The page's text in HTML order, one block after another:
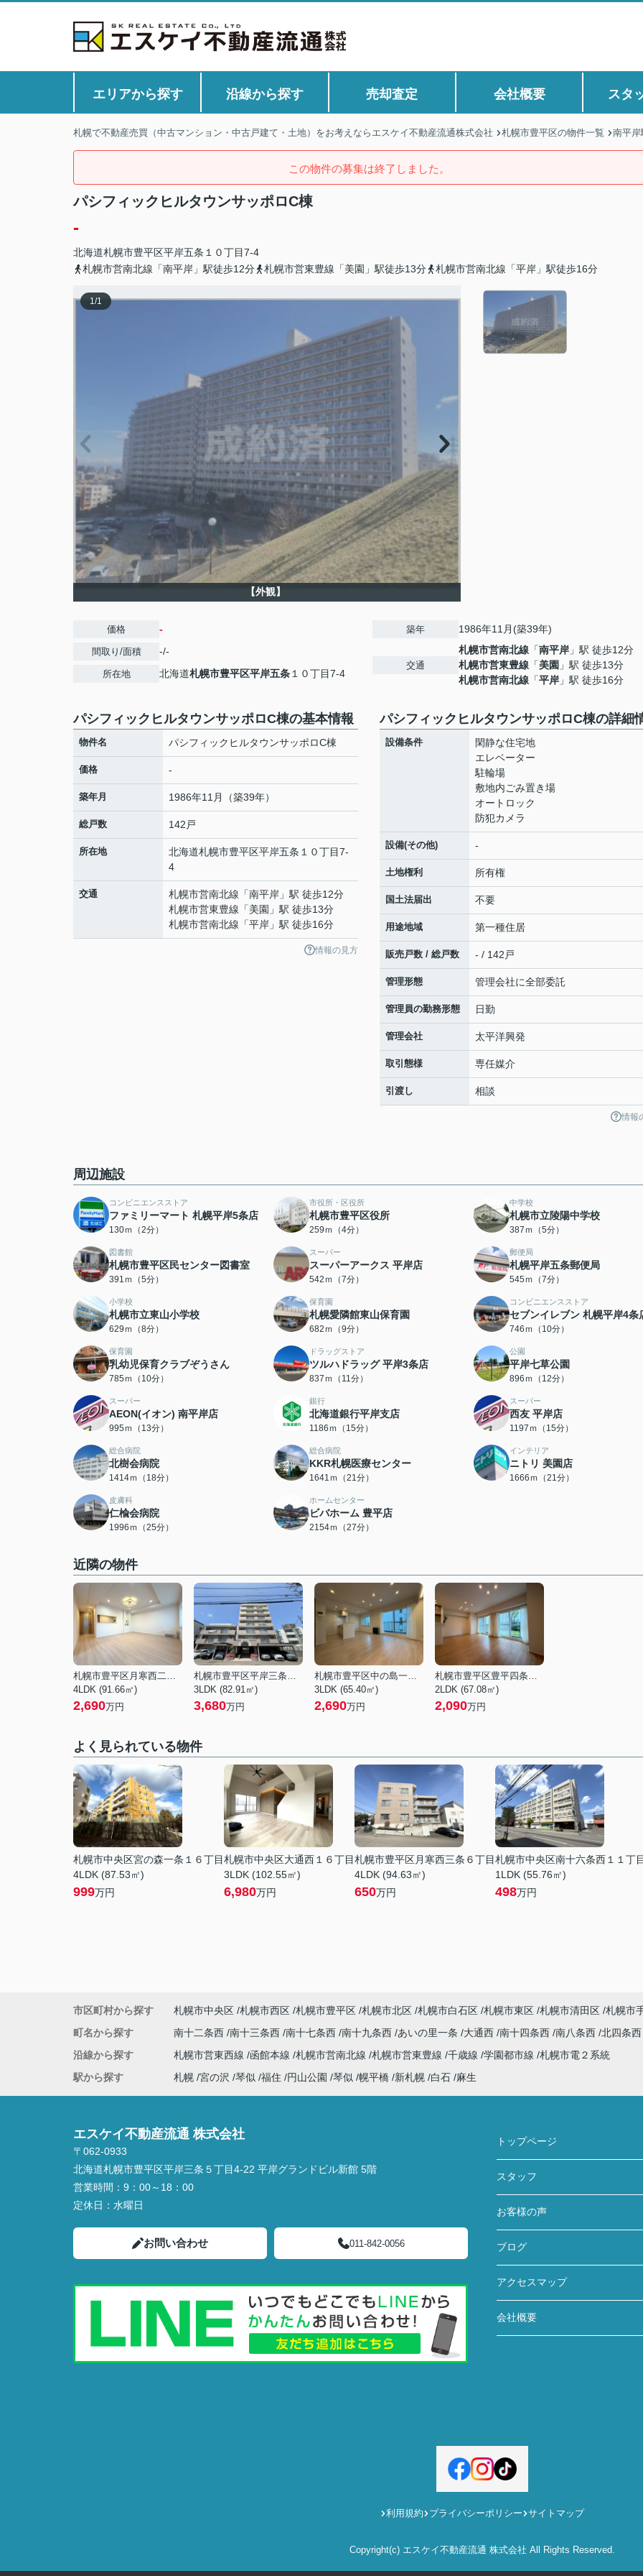
エリアから探す 沿線から探す 売却査定 会社概要 スタ
札幌で不動産売買（中古マンション・中古戸建て・土地）をお考えならエスケイ不動産流通株式会社 札幌市豊平区の物件一覧 南平岸
この物件の募集は終了しました。
パシフィックヒルタウンサッポロC棟
-
北海道札幌市豊平区平岸五条 １０丁目7-4
札幌市営南北線「南平岸」駅徒歩12分
札幌市営東豊線「美園」駅徒歩13分 札幌市営南北線「平岸」駅徒歩16分
1/1
【外観】
価格 -
間取り/面積 -/-
所在地 北海道札幌市豊平区平岸五条 １０丁目7-4
築年 1986年11月(築39年)
交通
札幌市営南北線 「南平岸 」駅 徒歩12分
札幌市営東豊線 「美園 」駅 徒歩13分
札幌市営南北線 「平岸 」駅 徒歩16分
パシフィックヒルタウンサッポロC棟の基本情報
物件名 パシフィックヒルタウンサッポロC棟
価格 -
築年月 1986年11月（築39年）
総戸数 142戸
所在地 北海道札幌市豊平区平岸五条 １０丁目7-
4
交通 札幌市営南北線 「南平岸 」駅 徒歩12分
札幌市営東豊線 「美園 」駅 徒歩13分
札幌市営南北線 「平岸 」駅 徒歩16分
情報の見方
パシフィックヒルタウンサッポロC棟の詳細
設備条件
閑静な住宅地
エレベーター
駐輪場
敷地内ごみ置き場
オートロック
防犯カメラ
設備(その他) -
土地権利 所有権
国土法届出 不要
用途地域 第一種住居
販売戸数 / 総戸数 - / 142戸
管理形態 管理会社に全部委託
管理員の勤務形態 日勤
管理会社 太平洋興発
取引態様 専任媒介
引渡し 相談
情報
周辺施設
コンビニエンスストア
ファミリーマート 札幌平岸5条店
130ｍ（2分）
市役所・区役所
札幌市豊平区役所
259ｍ（4分）
中学校
札幌市立陵陽中学校
387ｍ（5分）
図書館
札幌市豊平区民センター図書室
391ｍ（5分）
スーパー
スーパーアークス 平岸店
542ｍ（7分）
郵便局
札幌平岸五条郵便局
545ｍ（7分）
小学校
札幌市立東山小学校
629ｍ（8分）
保育園
札幌愛隣館東山保育園
682ｍ（9分）
コンビニエンスストア
セブンイレブン 札幌平岸4条
746ｍ（10分）
保育園
乳幼児保育クラブぞうさん
785ｍ（10分）
ドラッグストア
ツルハドラッグ 平岸3条店
837ｍ（11分）
公園
平岸七草公園
896ｍ（12分）
スーパー
AEON(イオン) 南平岸店
995ｍ（13分）
銀行
北海道銀行平岸支店
1186ｍ（15分）
スーパー
西友 平岸店
1197ｍ（15分）
総合病院
北樹会病院
1414ｍ（18分）
総合病院
KKR札幌医療センター
1641ｍ（21分）
インテリア
ニトリ 美園店
1666ｍ（21分）
皮膚科
仁楡会病院
1996ｍ（25分）
ホームセンター
ビバホーム 豊平店
2154ｍ（27分）
近隣の物件
札幌市豊平区月寒西二条１０丁目
4LDK (91.66㎡)
2,690万円
札幌市豊平区平岸三条１０丁目
3LDK (82.91㎡)
3,680万円
札幌市豊平区中の島一条４丁目
3LDK (65.40㎡)
2,690万円
札幌市豊平区豊平四条１０丁目
2LDK (67.08㎡)
2,090万円
よく見られている物件
札幌市中央区宮の森一条１６丁目
4LDK (87.53㎡)
999万円
札幌市中央区大通西１６丁目
3LDK (102.55㎡)
6,980万円
札幌市豊平区月寒西三条６丁目
4LDK (94.63㎡)
650万円
札幌市中央区南十六条西１１丁
1LDK (55.76㎡)
498万円
市区町村から探す 札幌市中央区 札幌市西区 札幌市豊平区 札幌市北区 札幌市白石区 札幌市東区 札幌市清田区 札幌市
町名から探す
南十二条西 南十三条西 南十七条西 南十九条西 あいの里一条 大通西 南十四条西 南八条西 北四条
沿線から探す
札幌市営東西線 函館本線 札幌市営南北線 札幌市営東豊線 千歳線 学園都市線 札幌市電２系統
駅から探す
札幌 宮の沢 琴似 福住 円山公園 琴似 幌平橋 新札幌 白石 麻生
エスケイ不動産流通 株式会社
〒062-0933
北海道札幌市豊平区平岸三条５丁目4-22 平岸グランドビル新館 5階
営業時間： 9：00～18：00
定休日： 水曜日
お問い合わせ 011-842-0056
トップページ
スタッフ
お客様の声
ブログ
アクセスマップ
会社概要
利用規約 プライバシーポリシー サイトマップ
Copyright(c) エスケイ不動産流通 株式会社 All Rights Reserved.